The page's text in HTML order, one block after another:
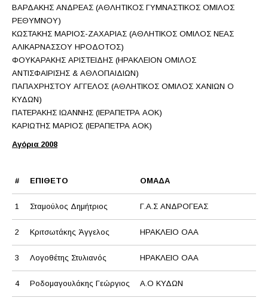
ΒΑΡΔΑΚΗΣ ΑΝΔΡΕΑΣ (ΑΘΛΗΤΙΚΟΣ ΓΥΜΝΑΣΤΙΚΟΣ ΟΜΙΛΟΣ
ΡΕΘΥΜΝΟΥ)
ΚΩΣΤΑΚΗΣ ΜΑΡΙΟΣ-ΖΑΧΑΡΙΑΣ (ΑΘΛΗΤΙΚΟΣ ΟΜΙΛΟΣ ΝΕΑΣ
ΑΛΙΚΑΡΝΑΣΣΟΥ ΗΡΟΔΟΤΟΣ)
ΦΟΥΚΑΡΑΚΗΣ ΑΡΙΣΤΕΙΔΗΣ (ΗΡΑΚΛΕΙΟΝ ΟΜΙΛΟΣ
ΑΝΤΙΣΦΑΙΡΙΣΗΣ & ΑΘΛΟΠΑΙΔΙΩΝ)
ΠΑΠΑΧΡΗΣΤΟΥ ΑΓΓΕΛΟΣ (ΑΘΛΗΤΙΚΟΣ ΟΜΙΛΟΣ ΧΑΝΙΩΝ Ο
ΚΥΔΩΝ)
ΠΑΤΕΡΑΚΗΣ ΙΩΑΝΝΗΣ (ΙΕΡΑΠΕΤΡΑ ΑΟΚ)
ΚΑΡΙΩΤΗΣ ΜΑΡΙΟΣ (ΙΕΡΑΠΕΤΡΑ ΑΟΚ)
Αγόρια 2008
# ΕΠΙΘΕΤΟ ΟΜΑΔΑ
1 Σταμούλος Δημήτριος Γ.Α.Σ ΑΝΔΡΟΓΕΑΣ
2 Κριτσωτάκης Άγγελος ΗΡΑΚΛΕΙΟ ΟΑΑ
3 Λογοθέτης Στυλιανός ΗΡΑΚΛΕΙΟ ΟΑΑ
4 Ροδομαγουλάκης Γεώργιος Α.Ο ΚΥΔΩΝ